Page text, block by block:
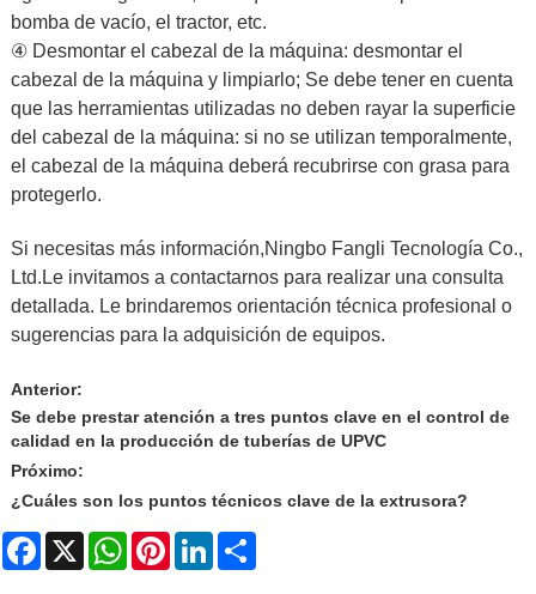
bomba de vacío, el tractor, etc.
④ Desmontar el cabezal de la máquina: desmontar el
cabezal de la máquina y limpiarlo; Se debe tener en cuenta
que las herramientas utilizadas no deben rayar la superficie
del cabezal de la máquina: si no se utilizan temporalmente,
el cabezal de la máquina deberá recubrirse con grasa para
protegerlo.
Si necesitas más información,Ningbo Fangli Tecnología Co.,
Ltd. Le invitamos a contactarnos para realizar una consulta
detallada. Le brindaremos orientación técnica profesional o
sugerencias para la adquisición de equipos.
Anterior:
Se debe prestar atención a tres puntos clave en el control de
calidad en la producción de tuberías de UPVC
Próximo:
¿Cuáles son los puntos técnicos clave de la extrusora?
Facebook
X WhatsAppPinterestLinkedIn